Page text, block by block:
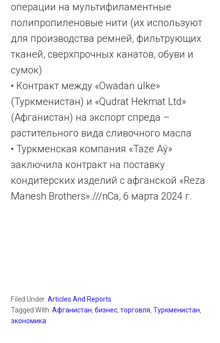
операции на мультифиламентные
полипропиленовые нити (их используют
для производства ремней, фильтрующих
тканей, сверхпрочных канатов, обуви и
сумок)
• Контракт между «Owadan ülke»
(Туркменистан) и «Qudrat Hekmat Ltd»
(Афганистан) на экспорт спреда –
растительного вида сливочного масла
• Туркменская компания «Täze Aý»
заключила контракт на поставку
кондитерских изделий с афганской «Reza
Manesh Brothers».///nCa, 6 марта 2024 г.
Filed Under:Articles And Reports
Tagged With:Афганистан ,бизнес ,торговля ,Туркменистан
экономика